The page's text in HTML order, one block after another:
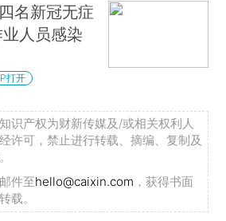
名新冠无症
人员感染
打开
识产权为财新传媒及/或相关权利人
许可，禁止进行转载、摘编、复制及
件至hello@caixin.com ，获得书面
载。